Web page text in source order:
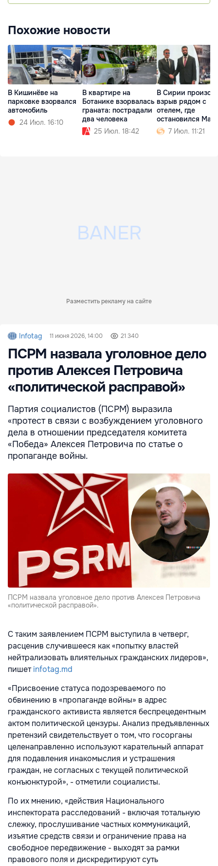
Похожие новости
В Кишинёве на
парковке взорвался
автомобиль
24 Июл. 16:10
В квартире на
Ботанике взорвалась
граната: пострадали
два человека
25 Июл. 18:42
В Сирии
взрыв рядом с
отелем, где
остановился
7 Июл. 11:21
Разместить рекламу на сайте
Infotag 11 июня 2026, 14:00 21 340
ПСРМ назвала уголовное дело
против Алексея Петровича
«политической расправой»
Партия социалистов (ПСРМ) выразила
«протест в связи с возбуждением уголовного
дела в отношении председателя комитета
«Победа» Алексея Петровича по статье о
пропаганде войны.
ПСРМ назвала уголовное дело против Алексея Петровича
«политической расправой».
С таким заявлением ПСРМ выступила в четверг,
расценив случившееся как «попытку властей
нейтрализовать влиятельных гражданских лидеров»,
пишетinfotag.md
«Присвоение статуса подозреваемого по
обвинению в «пропаганде войны» в адрес
гражданского активиста является беспрецедентным
актом политической цензуры. Анализ предъявленных
претензий свидетельствует о том, что госорганы
целенаправленно используют карательный аппарат
для подавления инакомыслия и устрашения
граждан, не согласных с текущей политической
конъюнктурой», - отметили социалисты.
По их мнению, «действия Национального
инспектората расследований - включая тотальную
слежку, прослушивание частных коммуникаций,
изъятие средств связи и ограничение права на
свободное передвижение - выходят за рамки
правового поля и дискредитируют суть